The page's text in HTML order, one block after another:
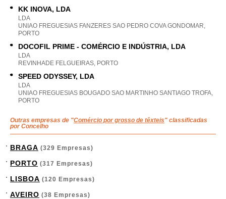
KK INOVA, LDA
LDA
UNIAO FREGUESIAS FANZERES SAO PEDRO COVA GONDOMAR,
PORTO
DOCOFIL PRIME - COMÉRCIO E INDÚSTRIA, LDA
LDA
REVINHADE FELGUEIRAS, PORTO
SPEED ODYSSEY, LDA
LDA
UNIAO FREGUESIAS BOUGADO SAO MARTINHO SANTIAGO TROFA,
PORTO
Outras empresas de "Comércio por grosso de têxteis" classificadas
por Concelho
BRAGA (329 Empresas)
PORTO (317 Empresas)
LISBOA (120 Empresas)
AVEIRO (38 Empresas)